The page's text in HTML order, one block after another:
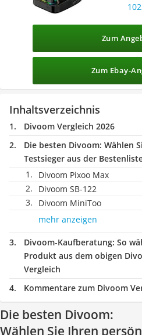
Zum
Zum Ebay-
Inhaltsverzeichnis
Divoom Vergleich 2026
Die besten Divoom: Wählen
Testsieger aus der
Divoom Pixoo Max
Divoom SB-122
Divoom MiniToo
mehr anzeigen
Divoom-Kaufberatung: So
Produkt aus dem obigen
Vergleich
Kommentare zum Divoom
Die besten Divoom:
Wählen Sie Ihren